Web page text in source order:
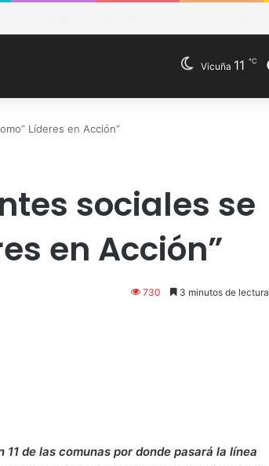
Vicuña 11 ℃
Líderes en Acción”
sociales se
en Acción”
730 3 minutos de lectura
de las comunas por donde pasará la línea